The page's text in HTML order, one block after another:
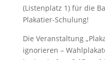
(Listenplatz 1) für die
Plakatier-Schulung!
Die Veranstaltung
ignorieren –